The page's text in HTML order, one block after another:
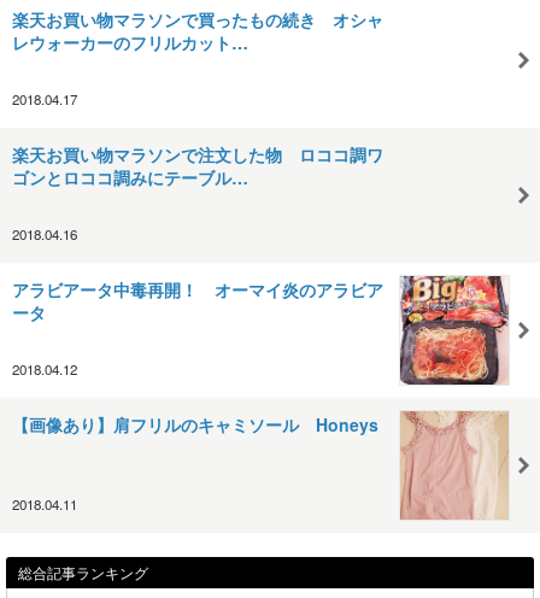
楽天お買い物マラソンで買ったもの続き オシャ
レウォーカーのフリルカット…
2018.04.17
楽天お買い物マラソンで注文した物 ロココ調ワ
ゴンとロココ調みにテーブル…
2018.04.16
アラビアータ中毒再開！ オーマイ炎のアラビア
ータ
2018.04.12
【画像あり】肩フリルのキャミソール Honeys
2018.04.11
総合記事ランキング